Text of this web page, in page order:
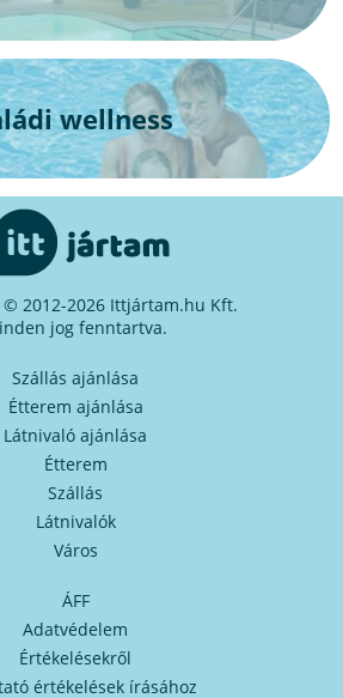
wellness
© 2012-2026 Ittjártam.hu Kft.
jog fenntartva.
Szállás ajánlása
Étterem ajánlása
Látnivaló ajánlása
Étterem
Szállás
Látnivalók
Város
ÁFF
Adatvédelem
Értékelésekről
értékelések írásához